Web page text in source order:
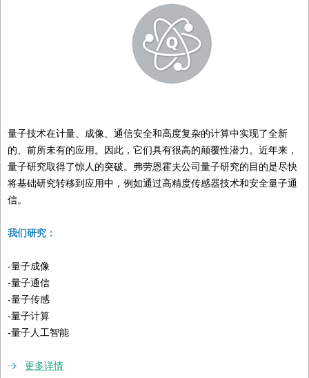
量子技术在计量、成像、通信安全和高度复杂的计算中实现了全新
的、前所未有的应用。因此，它们具有很高的颠覆性潜力。近年来，
量子研究取得了惊人的突破。弗劳恩霍夫公司量子研究的目的是尽快
将基础研究转移到应用中，例如通过高精度传感器技术和安全量子通
信。
我们研究：
-量子成像
-量子通信
-量子传感
-量子计算
-量子人工智能
更多详情